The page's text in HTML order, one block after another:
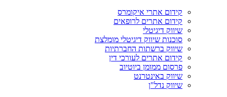
קידום אתרי איקומרס
קידום אתרים לרופאים
שיווק דיגיטלי
סוכנות שיווק דיגיטלי מומלצת
שיווק ברשתות החברתיות
קידום אתרים לעורכי דין
פרסום ממומן ביוטיוב
שיווק באינטרנט
שיווק נדל"ן